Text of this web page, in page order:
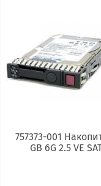
757373-001
GB 6G 2.5 VE